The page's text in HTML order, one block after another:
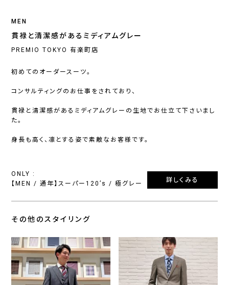
MEN
貫禄と清潔感があるミディアムグレー
PREMIO TOKYO 有楽町店
初めてのオーダースーツ。
コンサルティングのお仕事をされており、
貫禄と清潔感があるミディアムグレーの生地でお仕立て下さいまし
た。
身長も高く、凛とする姿で素敵なお客様です。
ONLY :
【MEN / 通年】スーパー120’s / 極グレー
詳しくみる
その他のスタイリング